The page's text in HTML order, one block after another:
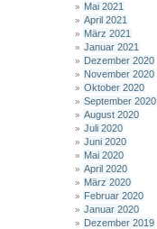
Mai 2021
April 2021
März 2021
Januar 2021
Dezember 2020
November 2020
Oktober 2020
September 2020
August 2020
Juli 2020
Juni 2020
Mai 2020
April 2020
März 2020
Februar 2020
Januar 2020
Dezember 2019